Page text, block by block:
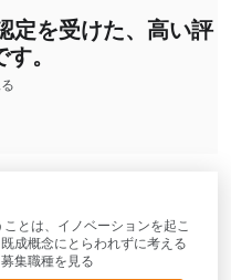
定を受けた、高い評
。
とは、イノベーションを起こ
成概念にとらわれずに考える
集職種を見る